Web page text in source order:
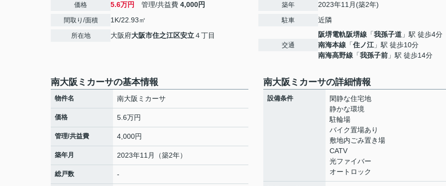
価格 5.6万円 管理/共益費 4,000円
間取り/面積 1K/22.93㎡
所在地 大阪府大阪市住之江区安立４丁目
築年 2023年11月(築2年)
駐車 近隣
交通
阪堺電軌阪堺線 「我孫子道 」駅 徒歩4分
南海本線 「住ノ江 」駅 徒歩10分
南海高野線 「我孫子前 」駅 徒歩14分
南大阪ミカーサの基本情報
物件名 南大阪ミカーサ
価格 5.6万円
管理/共益費 4,000円
築年月 2023年11月（築2年）
総戸数 -
南大阪ミカーサの詳細情報
設備条件
閑静な住宅地
静かな環境
駐輪場
バイク置場あり
敷地内ごみ置き場
CATV
光ファイバー
オートロック